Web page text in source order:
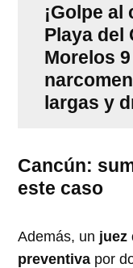
¡Golpe al
Playa del
Morelos
largas y
Cancún:
este caso
Además, un juez
preventiva por